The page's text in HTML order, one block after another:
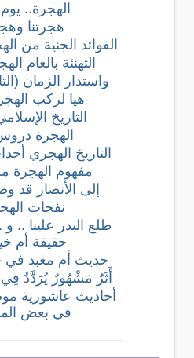
الهجرة..
هجرتنا
الفوائد الجنية من
التهنئة بالعام
واستدار الزمان
هيا لركب
التاريخ
الهجرة
التاريخ الهجري
مفهوم الهجرة
إلى الأنصار قد
نفحات
طلع البدر علينا .. و
حقيقة أم
حديث أم معبد في
أَثَرٌ مَشْهُورٌ يُرَدَّدُ
أحاديث عاشورية
في بعض